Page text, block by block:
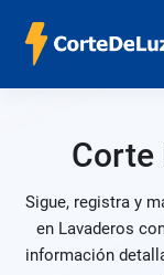
Corte
Sigue, registra y
en Lavaderos
información